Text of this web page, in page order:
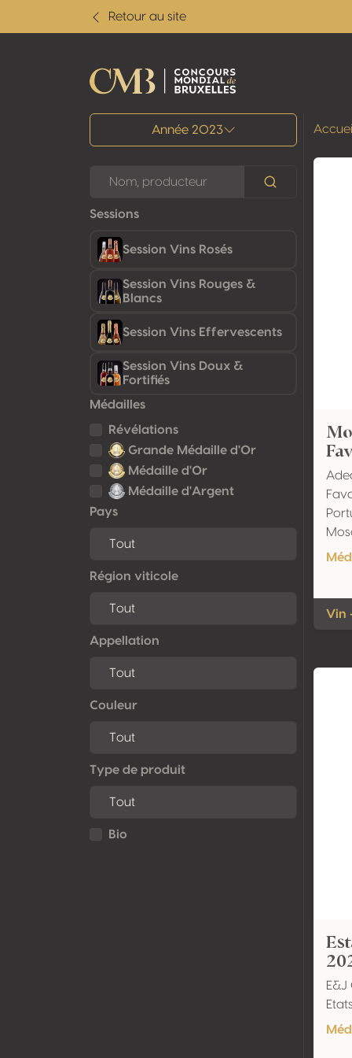
Retour au site
Tous les résultats
Année 2023
Sessions
Session Vins Rosés
Session Vins Rouges &
Blancs
Session Vins Effervescents
Session Vins Doux &
Fortifiés
Médailles
Révélations
Grande Médaille d'Or
Médaille d'Or
Médaille d'Argent
Pays
Région viticole
Appellation
Couleur
Type de produit
Bio
Vin